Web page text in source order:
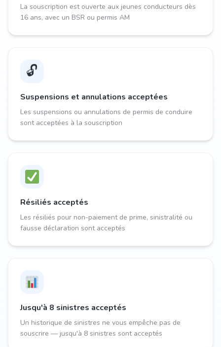
La souscription est ouverte aux jeunes conducteurs dès
16 ans, avec un BSR ou permis AM
🔓
Suspensions et annulations acceptées
Les suspensions ou annulations de permis de conduire
sont acceptées à la souscription
Résiliés acceptés
Les résiliés pour non-paiement de prime, sinistralité ou
fausse déclaration sont acceptés
Jusqu'à 8 sinistres acceptés
Un historique de sinistres ne vous empêche pas de
souscrire — jusqu'à 8 sinistres sont acceptés